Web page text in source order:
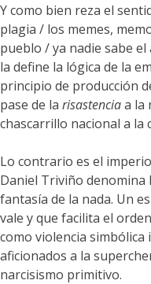
Y como bien reza el
plagia / los memes,
pueblo / ya nadie sabe
la define la lógica de la
principio de producción
pase de la risastenciaa la
chascarrillo nacional a la
Lo contrario es el
Daniel Triviño denomina
fantasía de la nada. Un
vale y que facilita el
como violencia
aficionados a la
narcisismo primitivo.